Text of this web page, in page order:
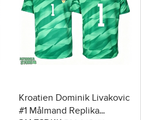
Kroatien Dominik Livakovic
#1 Målmand Replika